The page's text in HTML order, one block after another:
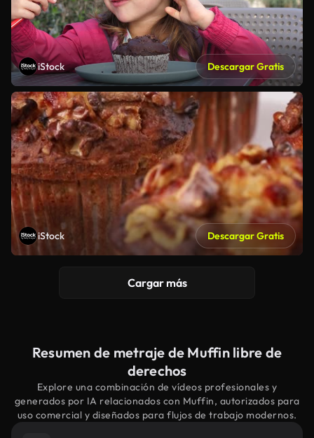
iStock Descargar Gratis
iStock Descargar Gratis
Cargar más
Resumen de metraje de Muffin libre de
derechos
Explore una combinación de vídeos profesionales y
generados por IA relacionados con Muffin, autorizados para
uso comercial y diseñados para flujos de trabajo modernos.